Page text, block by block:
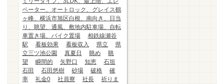
ベーター、オートロック、グレイス鶴
ヶ峰、横浜市旭区白根、南向き、日当
り、眺望、通風、敷地内駐車場、自転
車置き場、バイク置場
相鉄線瀬谷
駅
看板効果 看板収入 県立
県
立三ツ池公園
真夏日 眺め
眺
望
瞬間的 矢野口 知恵
石垣
石田
石田悠樹 砂場 破格
確
率
礼金0 社員寮 社長
祈りま